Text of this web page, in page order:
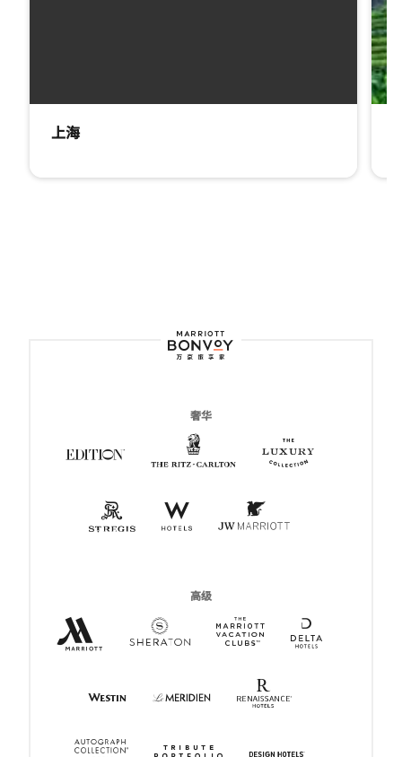
上海
奢华
Edition
打开新窗口 The Ritz-Carlton
打开新窗口 The Luxury
打开新窗口
St Regis
打开新窗口 W Hotels
打开新窗口
高级
Marriott Hotels Resorts & Suites
打开新窗口 Sheraton
打开新窗口MVC
打开新窗口
Westin
打开新窗口 Le Meridien
打开新窗口
Autograph Collection
打开新窗口 Tribute Portfolio
打开新窗口 Design Hotels
打开新窗口